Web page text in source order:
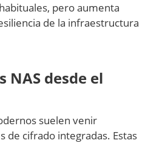
pero aumenta
de la infraestructura
NAS desde el
suelen venir
de cifrado integradas. Estas